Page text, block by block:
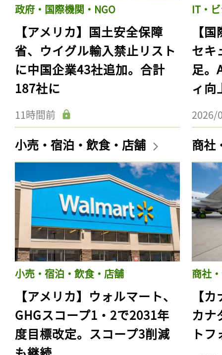
政府・国際機関・NGO
【アメリカ】国土安全保障
省、ウイグル輸入禁止リスト
に中国企業43社追加。合計
187社に
11時間前
IT・
【
セキ
足。
ィ向
2026/
小売・宿泊・飲食・店舗
小売・宿泊・飲食・店舗
【アメリカ】ウォルマート、
GHGスコープ1・2で2031年
度目標改定。スコープ3削減
商社
商社
【
カナ
ト